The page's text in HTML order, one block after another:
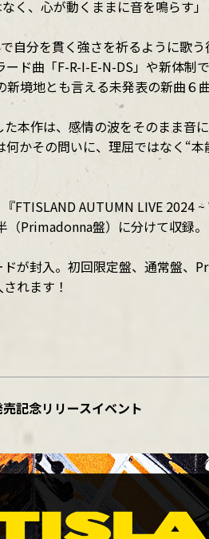
、心が動くままに音を鳴らす」
自分を貫く強さを祈るように歌
ド曲「F-R-I-E-N-DS」や新体制
境地とも言える未発表の新曲６
本作は、感情の波をそのまま音
か――その問いに、理屈ではなく“
FTISLAND AUTUMN LIVE 2024
Primadonna盤）に分けて収録。
が封入。初回限定盤、通常盤
れます！
記念リリースイベント